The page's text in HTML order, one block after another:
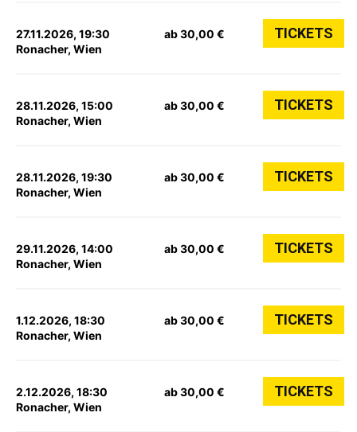
27.11.2026, 19:30
Ronacher, Wien
ab 30,00 € TICKETS
28.11.2026, 15:00
Ronacher, Wien
ab 30,00 € TICKETS
28.11.2026, 19:30
Ronacher, Wien
ab 30,00 € TICKETS
29.11.2026, 14:00
Ronacher, Wien
ab 30,00 € TICKETS
1.12.2026, 18:30
Ronacher, Wien
ab 30,00 € TICKETS
2.12.2026, 18:30
Ronacher, Wien
ab 30,00 € TICKETS